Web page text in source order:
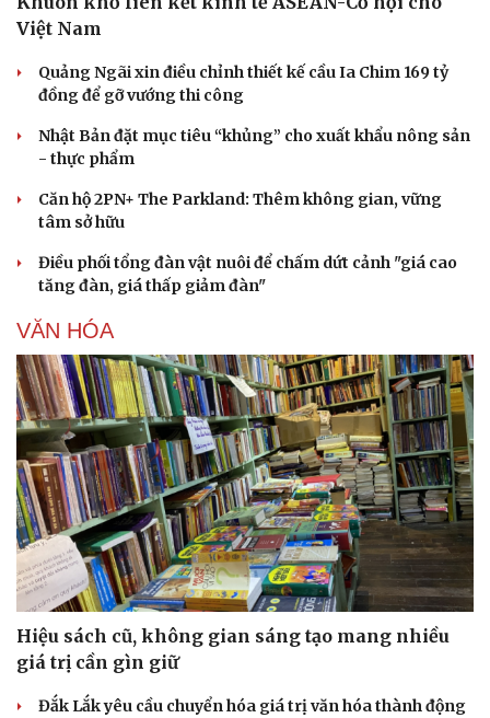
Việt Nam
Quảng Ngãi xin điều chỉnh thiết kế cầu Ia Chim 169 tỷ
đồng để gỡ vướng thi công
Nhật Bản đặt mục tiêu “khủng” cho xuất khẩu nông sản
- thực phẩm
Căn hộ 2PN+ The Parkland: Thêm không gian, vững
tâm sở hữu
Điều phối tổng đàn vật nuôi để chấm dứt cảnh "giá cao
tăng đàn, giá thấp giảm đàn"
VĂN HÓA
Hiệu sách cũ, không gian sáng tạo mang nhiều
giá trị cần gìn giữ
Đắk Lắk yêu cầu chuyển hóa giá trị văn hóa thành động